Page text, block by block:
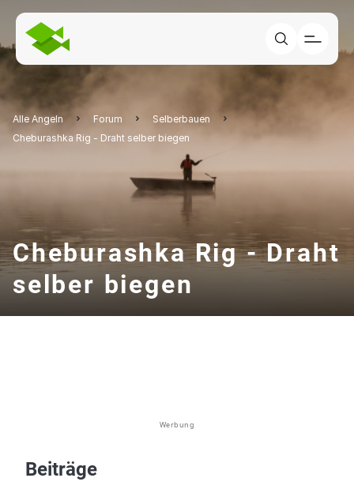
Alle Angeln Forum
Selberbauen
Cheburashka Rig - Draht selber biegen
Cheburashka Rig - Draht
selber biegen
Werbung
Beiträge